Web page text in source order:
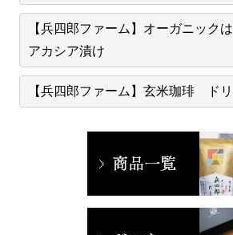
【兵四郎ファーム】オーガニック
アカシア漬け
【兵四郎ファーム】玄米珈琲 ド